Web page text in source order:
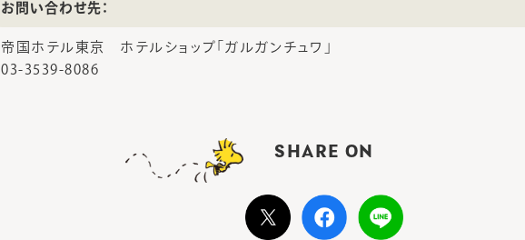
お問い合わせ先：
帝国ホテル東京 ホテルショップ「ガルガンチュワ」
03-3539-8086
SHARE ON